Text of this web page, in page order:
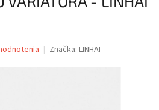
Značka: LINHAI